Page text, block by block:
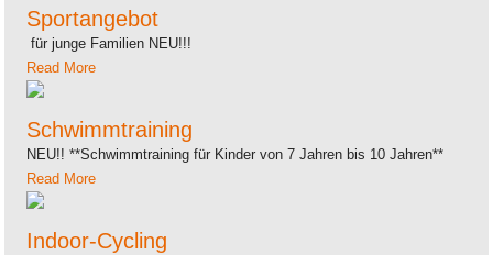
Sportangebot
für junge Familien NEU!!!
Read More
Schwimmtraining
NEU!! **Schwimmtraining für Kinder von 7 Jahren bis 10 Jahren**
Read More
Indoor-Cycling